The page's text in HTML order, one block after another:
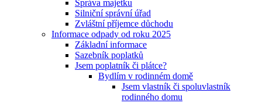
Správa majetku
Silniční správní úřad
Zvláštní příjemce důchodu
Informace odpady od roku 2025
Základní informace
Sazebník poplatků
Jsem poplatník či plátce?
Bydlím v rodinném domě
Jsem vlastník či spoluvlastník
rodinného domu